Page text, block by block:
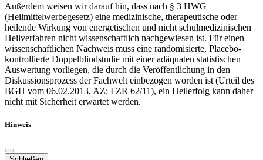
Außerdem weisen wir darauf hin, dass nach § 3 HWG
(Heilmittelwerbegesetz) eine medizinische, therapeutische oder
heilende Wirkung von energetischen und nicht schulmedizinischen
Heilverfahren nicht wissenschaftlich nachgewiesen ist. Für einen
wissenschaftlichen Nachweis muss eine randomisierte, Placebo-
kontrollierte Doppelblindstudie mit einer adäquaten statistischen
Auswertung vorliegen, die durch die Veröffentlichung in den
Diskussionsprozess der Fachwelt einbezogen worden ist (Urteil des
BGH vom 06.02.2013, AZ: I ZR 62/11), ein Heilerfolg kann daher
nicht mit Sicherheit erwartet werden.
Hinweis